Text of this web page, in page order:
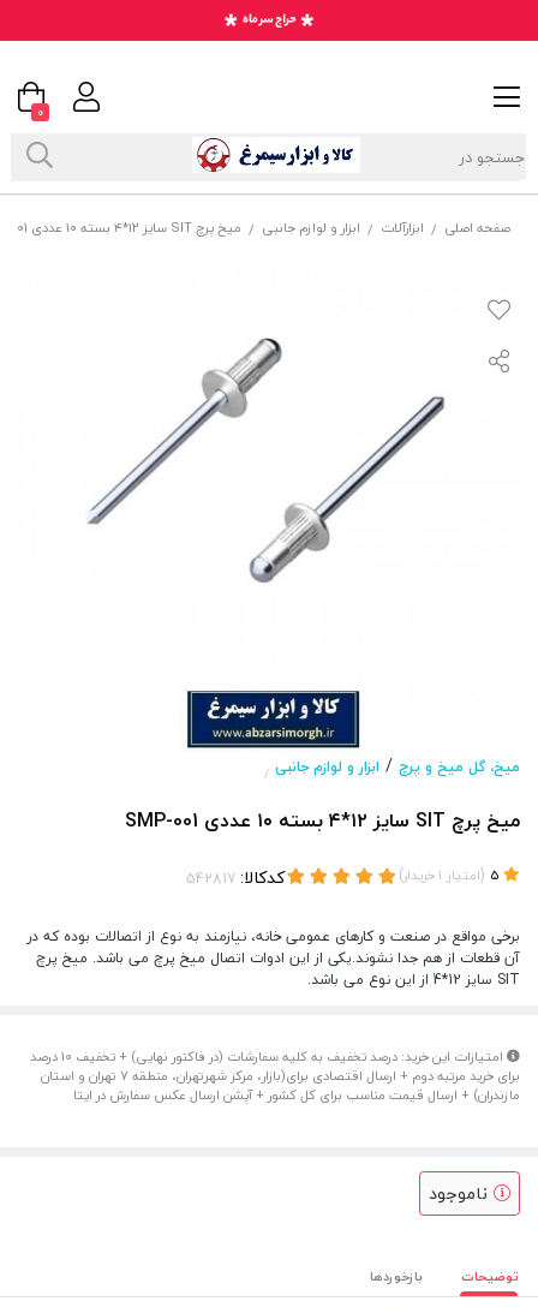
صفحه اصلی / ابزارآلات / ابزار و لوازم جانبی / میخ پرچ SIT سایز ۱۲*۴ بسته ۱۰ عددی SMP-001
میخ، گل میخ و پرچ / ابزار و لوازم جانبی /
میخ پرچ SIT سایز ۱۲*۴ بسته ۱۰ عددی SMP-001
(امتیاز 1خریدار) کدکالا:
برخی مواقع در صنعت و کارهای عمومی خانه، نیازمند به نوع از اتصالات بوده که در
آن قطعات از هم جدا نشوند.یکی از این ادوات اتصال میخ پرچ می باشد. میخ پرچ
SIT سایز 12*4 از این نوع می باشد.
امتیازات این خرید: درصد تخفیف به کلیه سفارشات (در فاکنور نهایی) + تخفیف 10 درصد
برای خرید مرتبه دوم + ارسال اقتصادی برای(بازار، مرکز شهرتهران، منطقه 7 تهران و استان
مازندران) + ارسال قیمت مناسب برای کل کشور + آپشن ارسال عکس سفارش در ایتا
ناموجود
توضیحات بازخوردها
0